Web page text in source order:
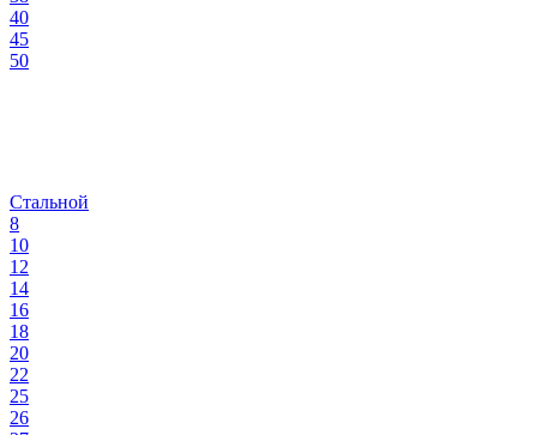
40
45
50
Стальной
8
10
12
14
16
18
20
22
25
26